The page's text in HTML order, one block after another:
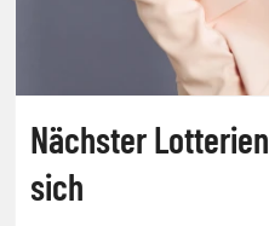
Nächster
sich